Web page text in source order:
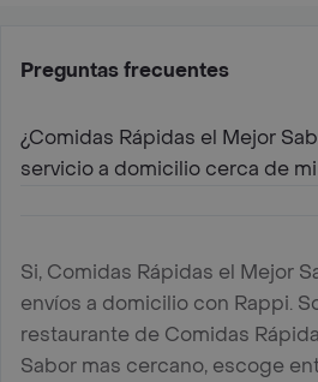
Preguntas frecuentes
¿Comidas Rápidas el Mejor
servicio a domicilio cerca de
Si, Comidas Rápidas el Mejor
envíos a domicilio con Rappi.
restaurante de Comidas
Sabor mas cercano, escoge